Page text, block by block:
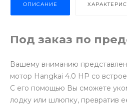
ОПИСАНИЕ
Под заказ по
Вашему вниманию
мотор Hangkai 4.0 HP со
С его помощью Вы сможете
лодку или шлюпку, превратив